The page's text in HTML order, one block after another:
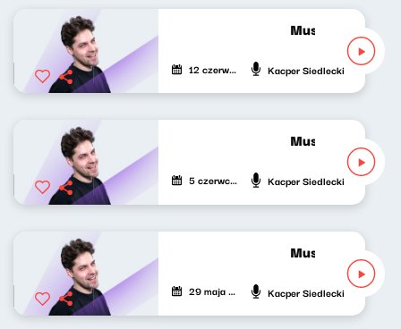
Musicalowe
12 czerwca 2024 Kacper Siedlecki
Musicalowe
5 czerwca 2024 Kacper Siedlecki
Musicalowe
29 maja 2024 Kacper Siedlecki